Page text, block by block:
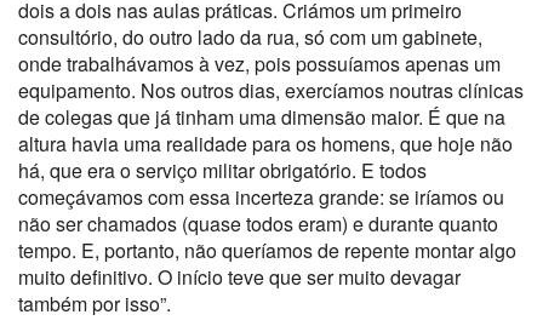
dois a dois nas aulas práticas. Criámos um primeiro
consultório, do outro lado da rua, só com um gabinete,
onde trabalhávamos à vez, pois possuíamos apenas um
equipamento. Nos outros dias, exercíamos noutras clínicas
de colegas que já tinham uma dimensão maior. É que na
altura havia uma realidade para os homens, que hoje não
há, que era o serviço militar obrigatório. E todos
começávamos com essa incerteza grande: se iríamos ou
não ser chamados (quase todos eram) e durante quanto
tempo. E, portanto, não queríamos de repente montar algo
muito definitivo. O início teve que ser muito devagar
também por isso”.